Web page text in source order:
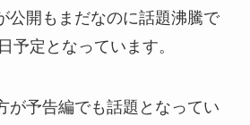
公開もまだなのに話題沸騰で
予定となっています。
が予告編でも話題となってい